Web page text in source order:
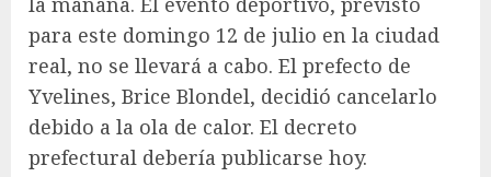
para este domingo 12 de julio en la ciudad
real, no se llevará a cabo. El prefecto de
Yvelines, Brice Blondel, decidió cancelarlo
debido a la ola de calor. El decreto
prefectural debería publicarse hoy.